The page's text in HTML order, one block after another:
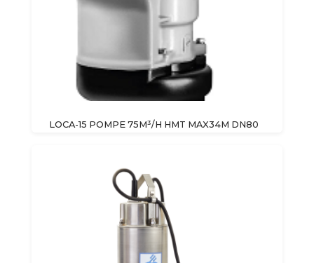
LOCA-15 POMPE 75M³/H HMT MAX34M DN80